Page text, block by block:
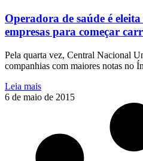
Operadora de saúde é
empresas para começar
Pela quarta vez, Central Nacional
companhias com maiores notas no
Leia mais
6 de maio de 2015